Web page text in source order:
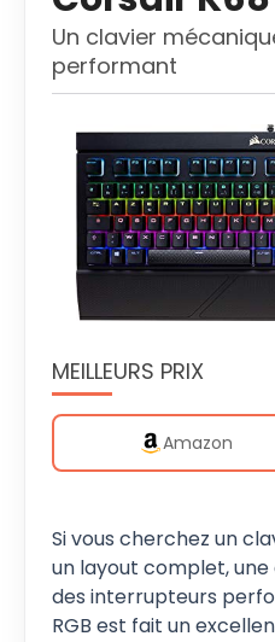
Un clavier
performant
MEILLEURS PRIX
Amazon
Si vous cherchez un
un layout complet,
des interrupteurs
RGB est fait un